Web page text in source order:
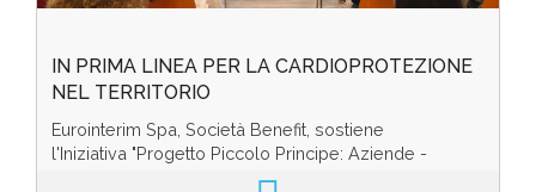
IN PRIMA LINEA PER LA CARDIOPROTEZIONE
NEL TERRITORIO
Eurointerim Spa, Società Benefit, sostiene
l'Iniziativa "Progetto Piccolo Principe: Aziende -
Scuole Cardioprotette" assieme alla Fondazione